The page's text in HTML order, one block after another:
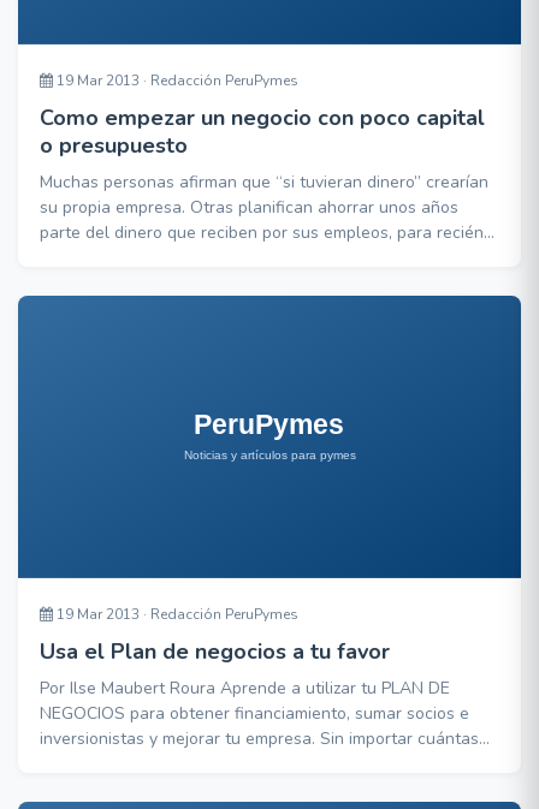
19 Mar 2013 · Redacción PeruPymes
Como empezar un negocio con poco capital
o presupuesto
Muchas personas afirman que “si tuvieran dinero” crearían
su propia empresa. Otras planifican ahorrar unos años
parte del dinero que reciben por sus empleos, para recién
19 Mar 2013 · Redacción PeruPymes
Usa el Plan de negocios a tu favor
Por Ilse Maubert Roura Aprende a utilizar tu PLAN DE
NEGOCIOS para obtener financiamiento, sumar socios e
inversionistas y mejorar tu empresa. Sin importar cuántas